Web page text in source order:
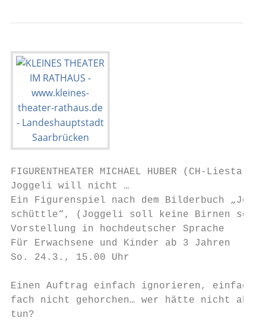
FIGURENTHEATER MICHAEL HUBER (CH-Liestal)
Joggeli will nicht …
Ein Figurenspiel nach dem Bilderbuch
schüttle“, (Joggeli soll keine Birnen
Vorstellung in hochdeutscher Sprache
Für Erwachsene und Kinder ab 3 Jahren
So. 24.3., 15.00 Uhr
Einen Auftrag einfach ignorieren, einfach
fach nicht gehorchen… wer hätte nicht ab
tun?